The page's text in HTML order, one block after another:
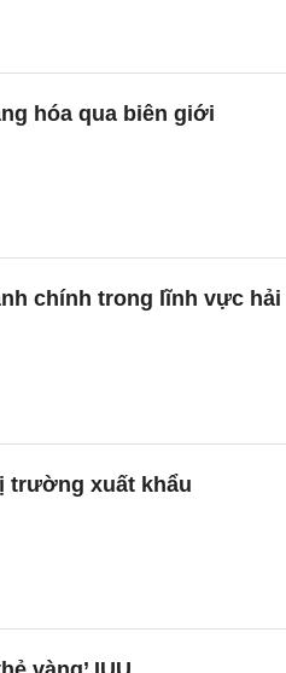
hóa qua biên giới
chính trong lĩnh vực hải
trường xuất khẩu